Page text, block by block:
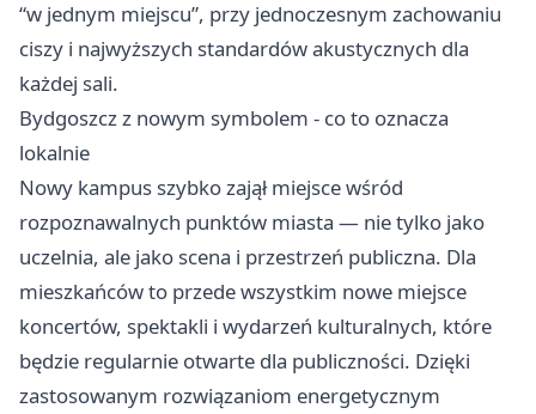
“w jednym miejscu”, przy jednoczesnym zachowaniu
ciszy i najwyższych standardów akustycznych dla
każdej sali.
Bydgoszcz z nowym symbolem - co to oznacza
lokalnie
Nowy kampus szybko zajął miejsce wśród
rozpoznawalnych punktów miasta — nie tylko jako
uczelnia, ale jako scena i przestrzeń publiczna. Dla
mieszkańców to przede wszystkim nowe miejsce
koncertów, spektakli i wydarzeń kulturalnych, które
będzie regularnie otwarte dla publiczności. Dzięki
zastosowanym rozwiązaniom energetycznym